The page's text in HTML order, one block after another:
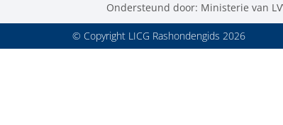
Ondersteund door: Ministerie van
© Copyright LICG Rashondengids 2026